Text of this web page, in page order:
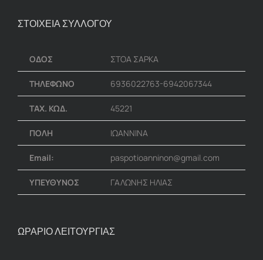
ΣΤΟΙΧΕΙΑ ΣΥΛΛΟΓΟΥ
ΟΔΟΣ ΣΤΟΑ ΣΑΡΚΑ
ΤΗΛΕΦΩΝΟ 6936022763-6942067344
ΤΑΧ. ΚΩΔ. 45221
ΠΟΛΗ ΙΩΑΝΝΙΝΑ
Email: paspotioanninon@gmail.com
ΥΠΕΥΘΥΝΟΣ ΓΑΛΩΝΗΣ ΗΛΙΑΣ
ΩΡΑΡΙΟ ΛΕΙΤΟΥΡΓΙΑΣ